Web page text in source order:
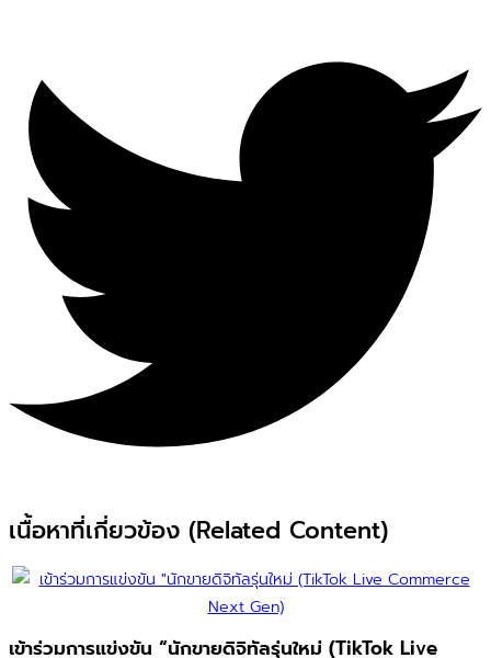
เนื้อหาที่เกี่ยวข้อง (Related Content)
เข้าร่วมการแข่งขัน “นักขายดิจิทัลรุ่นใหม่ (TikTok Live